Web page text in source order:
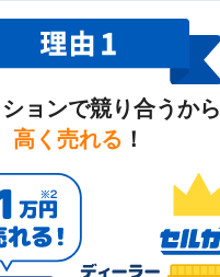
ョンで競り合うから
高く売れる ！